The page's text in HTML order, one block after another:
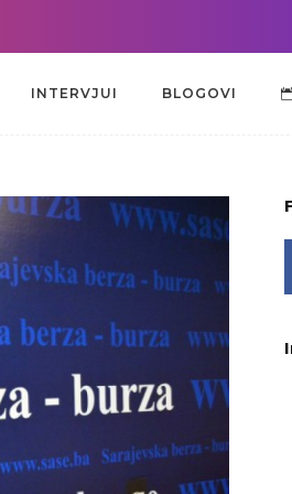
INTERVJUI BLOGOVI